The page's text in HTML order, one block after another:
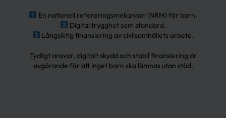
En nationell refereringsmekanism (NRM) för barn.
Digital trygghet som standard.
Långsiktig finansiering av civilsamhällets arbete.
Tydligt ansvar, digitalt skydd och stabil finansiering är
avgörande för att inget barn ska lämnas utan stöd.